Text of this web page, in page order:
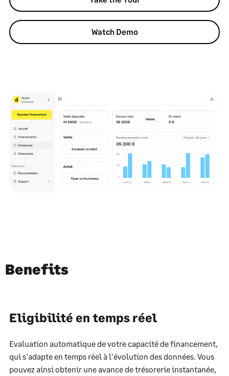
Watch Demo
Benefits
Eligibilité en temps réel
Evaluation automatique de votre capacité de financement,
qui s'adapte en temps réel à l'évolution des données. Vous
pouvez ainsi obtenir une avance de trésorerie instantanée,